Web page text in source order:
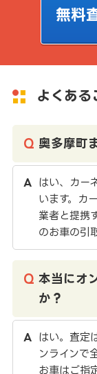
無料
よくある
奥多摩町
はい、カー
います。カ
業者と提携
のお車の引
本当にオ
か？
はい。査定
ンラインで
お車はご指